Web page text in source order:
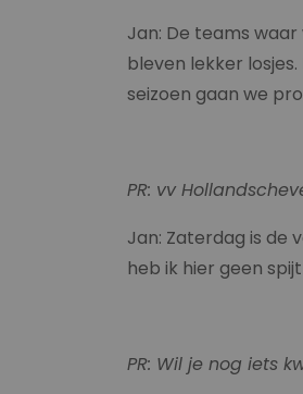
Jan: De teams
bleven lekker
seizoen gaan we
PR: vv
Jan: Zaterdag is de
heb ik hier geen
PR: Wil je nog iets